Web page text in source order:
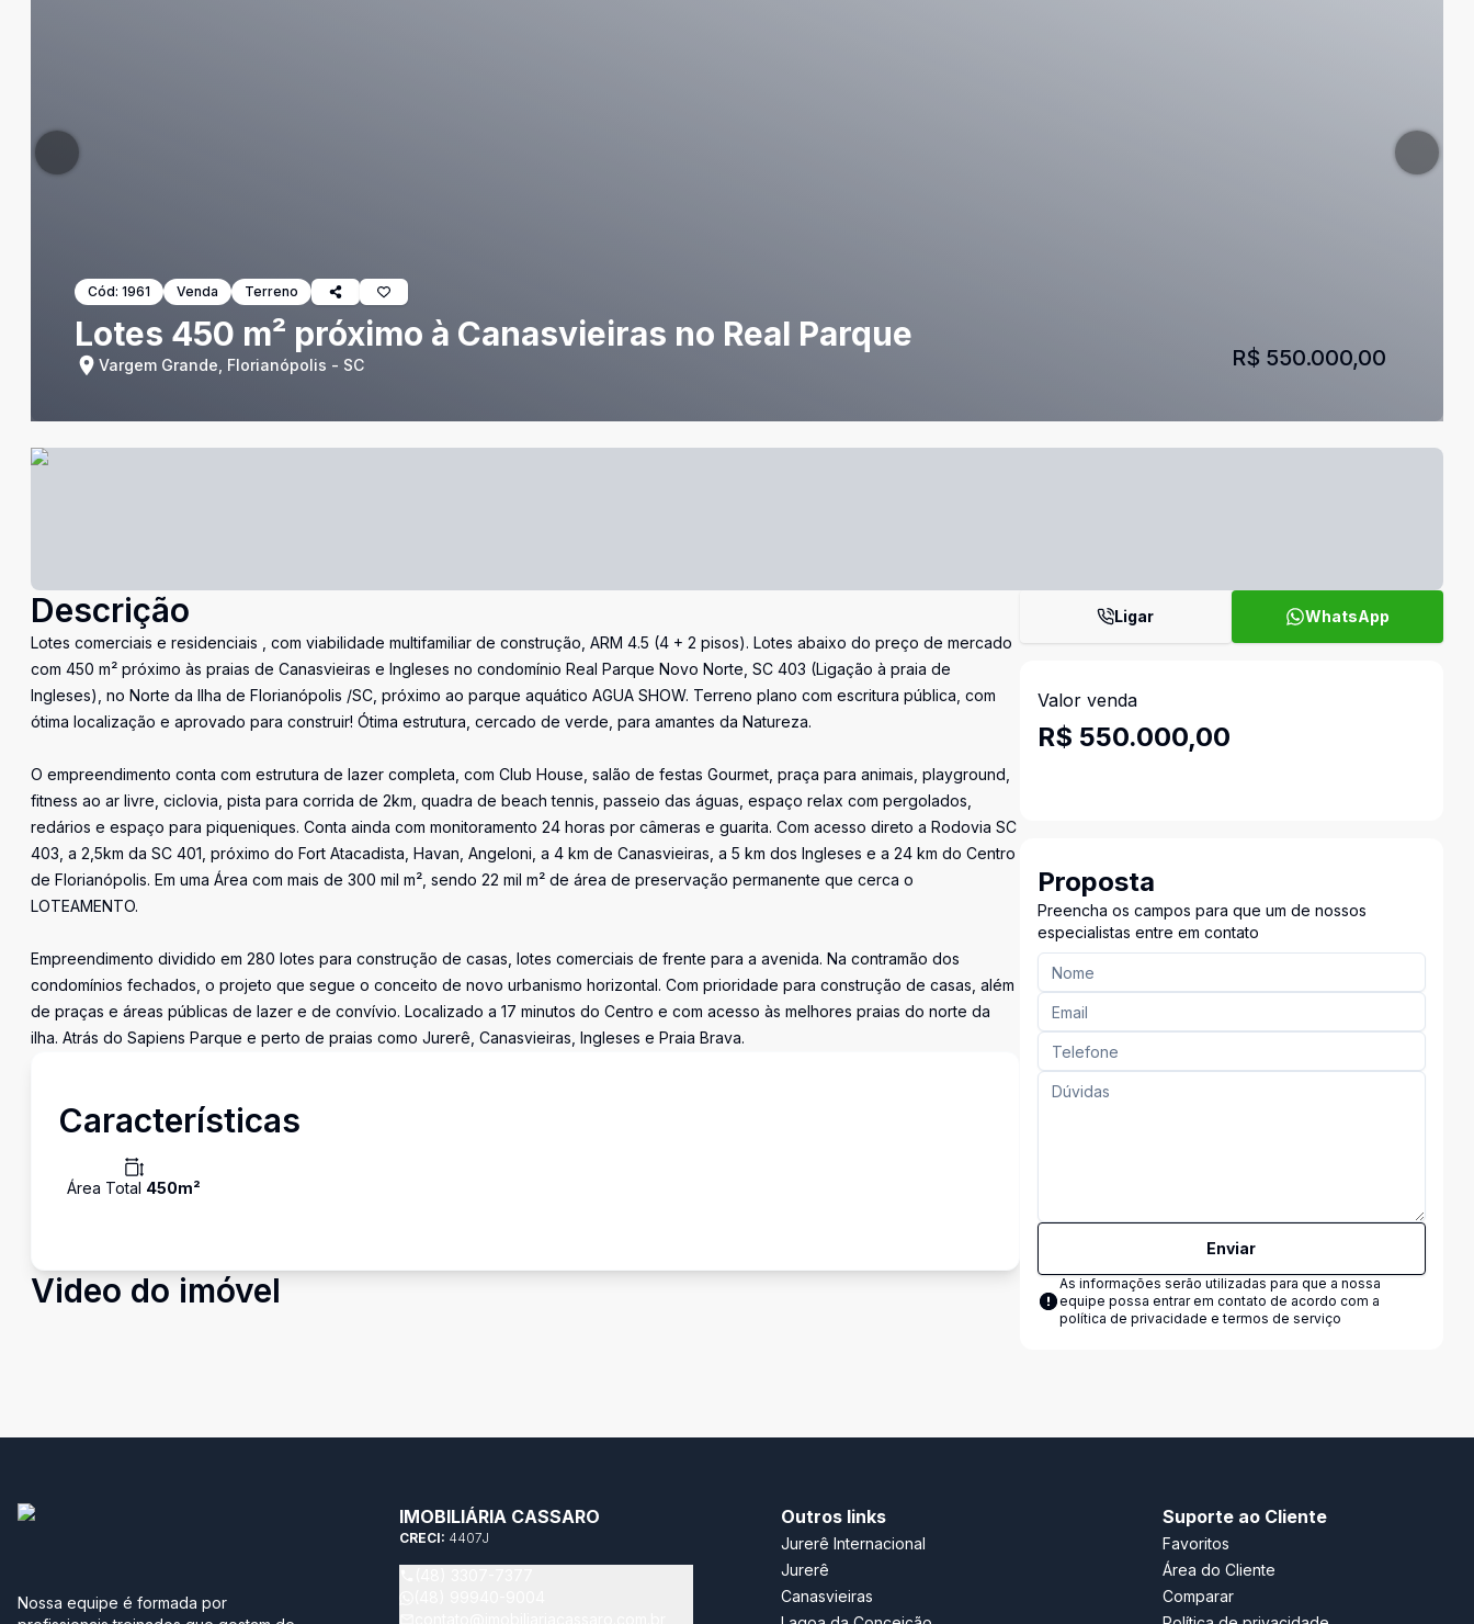
Cód: 1961 Venda Terreno
Lotes 450 m² próximo à Canasvieiras no Real Parque
Vargem Grande, Florianópolis - SC R$ 550.000,00
Descrição
Lotes comerciais e residenciais , com viabilidade multifamiliar de construção, ARM 4.5 (4 + 2 pisos). Lotes abaixo do preço de mercado
com 450 m² próximo às praias de Canasvieiras e Ingleses no condomínio Real Parque Novo Norte, SC 403 (Ligação à praia de
Ingleses), no Norte da Ilha de Florianópolis /SC, próximo ao parque aquático AGUA SHOW. Terreno plano com escritura pública, com
ótima localização e aprovado para construir! Ótima estrutura, cercado de verde, para amantes da Natureza.
O empreendimento conta com estrutura de lazer completa, com Club House, salão de festas Gourmet, praça para animais, playground,
fitness ao ar livre, ciclovia, pista para corrida de 2km, quadra de beach tennis, passeio das águas, espaço relax com pergolados,
redários e espaço para piqueniques. Conta ainda com monitoramento 24 horas por câmeras e guarita. Com acesso direto a Rodovia SC
403, a 2,5km da SC 401, próximo do Fort Atacadista, Havan, Angeloni, a 4 km de Canasvieiras, a 5 km dos Ingleses e a 24 km do Centro
de Florianópolis. Em uma Área com mais de 300 mil m², sendo 22 mil m² de área de preservação permanente que cerca o
LOTEAMENTO.
Empreendimento dividido em 280 lotes para construção de casas, lotes comerciais de frente para a avenida. Na contramão dos
condomínios fechados, o projeto que segue o conceito de novo urbanismo horizontal. Com prioridade para construção de casas, além
de praças e áreas públicas de lazer e de convívio. Localizado a 17 minutos do Centro e com acesso às melhores praias do norte da
ilha. Atrás do Sapiens Parque e perto de praias como Jurerê, Canasvieiras, Ingleses e Praia Brava.
Características
Área Total 450m²
Video do imóvel
Ligar WhatsApp
Valor venda
R$ 550.000,00
Proposta
Preencha os campos para que um de nossos
especialistas entre em contato
Enviar
As informações serão utilizadas para que a nossa
equipe possa entrar em contato de acordo com a
política de privacidade e termos de serviço
Nossa equipe é formada por
IMOBILIÁRIA CASSARO
CRECI: 4407J
Outros links
Jurerê Internacional
Jurerê
Canasvieiras
Suporte ao Cliente
Favoritos
Área do Cliente
Comparar